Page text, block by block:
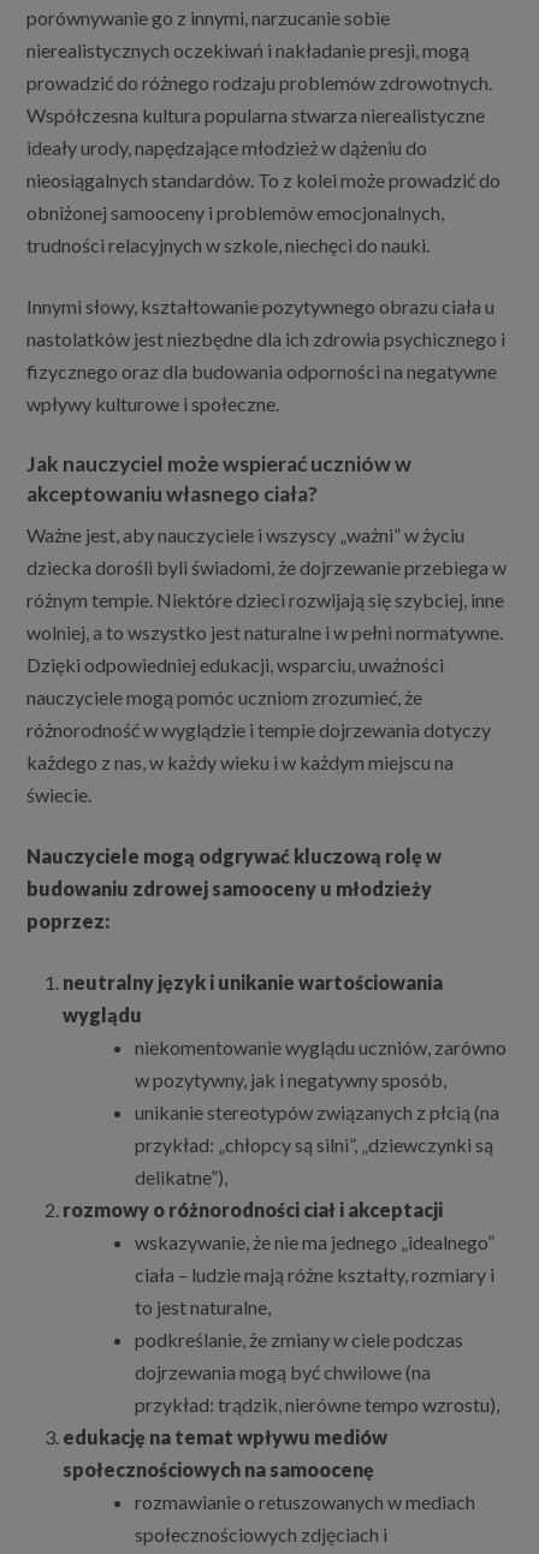
porównywanie go z innymi, narzucanie sobie
nierealistycznych oczekiwań i nakładanie presji, mogą
prowadzić do różnego rodzaju problemów zdrowotnych.
Współczesna kultura popularna stwarza nierealistyczne
ideały urody, napędzające młodzież w dążeniu do
nieosiągalnych standardów. To z kolei może prowadzić do
obniżonej samooceny i problemów emocjonalnych,
trudności relacyjnych w szkole, niechęci do nauki.
Innymi słowy, kształtowanie pozytywnego obrazu ciała u
nastolatków jest niezbędne dla ich zdrowia psychicznego i
fizycznego oraz dla budowania odporności na negatywne
wpływy kulturowe i społeczne.
Jak nauczyciel może wspierać uczniów w
akceptowaniu własnego ciała?
Ważne jest, aby nauczyciele i wszyscy „ważni” w życiu
dziecka dorośli byli świadomi, że dojrzewanie przebiega w
różnym tempie. Niektóre dzieci rozwijają się szybciej, inne
wolniej, a to wszystko jest naturalne i w pełni normatywne.
Dzięki odpowiedniej edukacji, wsparciu, uważności
nauczyciele mogą pomóc uczniom zrozumieć, że
różnorodność w wyglądzie i tempie dojrzewania dotyczy
każdego z nas, w każdy wieku i w każdym miejscu na
świecie.
Nauczyciele mogą odgrywać kluczową rolę w
budowaniu zdrowej samooceny u młodzieży
poprzez:
neutralny język i unikanie wartościowania
wyglądu
niekomentowanie wyglądu uczniów, zarówno
w pozytywny, jak i negatywny sposób,
unikanie stereotypów związanych z płcią (na
przykład: „chłopcy są silni”, „dziewczynki są
delikatne”),
rozmowy o różnorodności ciał i akceptacji
wskazywanie, że nie ma jednego „idealnego”
ciała – ludzie mają różne kształty, rozmiary i
to jest naturalne,
podkreślanie, że zmiany w ciele podczas
dojrzewania mogą być chwilowe (na
przykład: trądzik, nierówne tempo wzrostu),
edukację na temat wpływu mediów
społecznościowych na samoocenę
rozmawianie o retuszowanych w mediach
społecznościowych zdjęciach i